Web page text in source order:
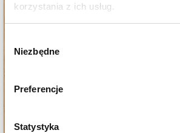
korzystania z ich usług.
zgody
Niezbędne
Preferencje
Statystyka